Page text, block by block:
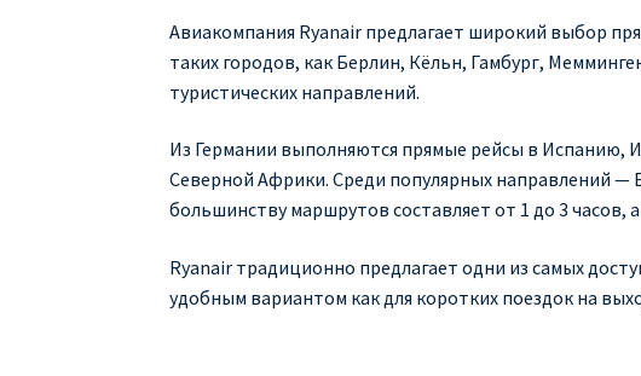
Авиакомпания Ryanair предлагает широкий выбор
таких городов, как Берлин, Кёльн, Гамбург,
туристических направлений.
Из Германии выполняются прямые рейсы в
Северной Африки. Среди популярных направлений
большинству маршрутов составляет от 1 до 3 часов,
Ryanair традиционно предлагает одни из самых
удобным вариантом как для коротких поездок на